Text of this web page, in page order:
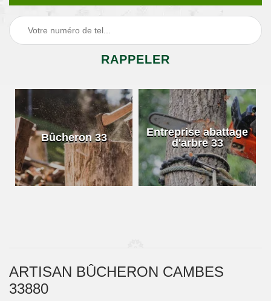
Bûcheron 33
Entreprise abattage
d'arbre 33
ARTISAN BÛCHERON CAMBES
33880